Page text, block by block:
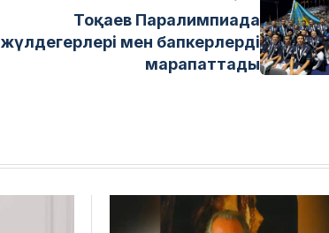
Тоқаев Паралимпиада
жүлдегерлері мен бапкерлерді
марапаттады